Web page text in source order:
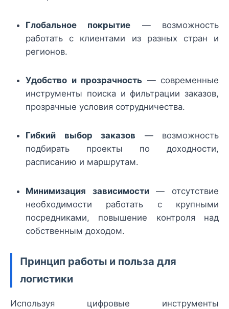
Глобальное покрытие — возможность
работать с клиентами из разных стран и
регионов.
Удобство и прозрачность — современные
инструменты поиска и фильтрации заказов,
прозрачные условия сотрудничества.
Гибкий выбор заказов — возможность
подбирать проекты по доходности,
расписанию и маршрутам.
Минимизация зависимости— отсутствие
необходимости работать с крупными
посредниками, повышение контроля над
собственным доходом.
Принцип работы и польза для
логистики
Используя цифровые инструменты